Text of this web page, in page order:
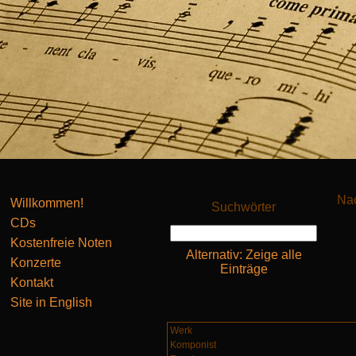
Willkommen!
CDs
Kostenfreie Noten
Konzerte
Kontakt
Site in English
Suchwörter
Alternativ: Zeige alle
Einträge
Werk
Komponist